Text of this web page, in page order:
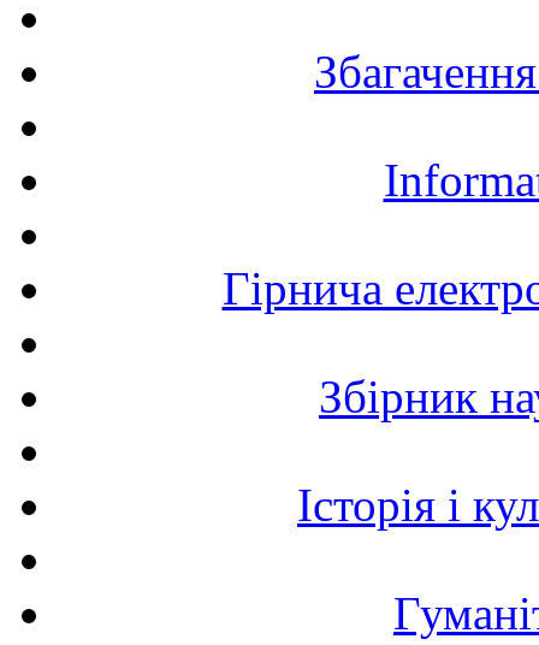
Гірнича
Збірник
Історія і